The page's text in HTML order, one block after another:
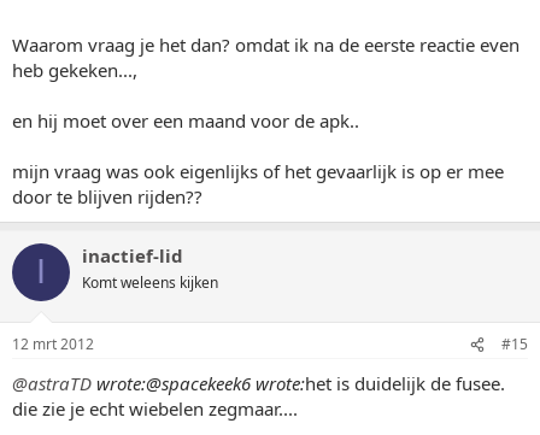
Waarom vraag je het dan? omdat ik na de eerste reactie even
heb gekeken...,
en hij moet over een maand voor de apk..
mijn vraag was ook eigenlijks of het gevaarlijk is op er mee
door te blijven rijden??
I inactief-lid
Komt weleens kijken
12 mrt 2012 #15
@astraTD wrote:@spacekeek6 wrote:het is duidelijk de fusee.
die zie je echt wiebelen zegmaar....